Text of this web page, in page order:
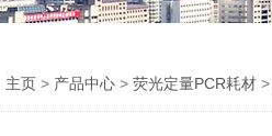
主页 > 产品中心> 荧光定量PCR耗材>